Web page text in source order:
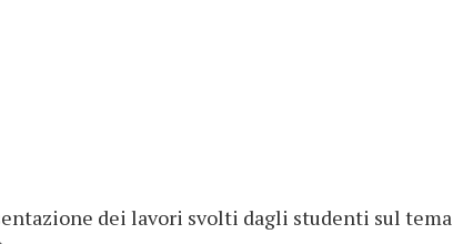
dei lavori svolti dagli studenti sul tema